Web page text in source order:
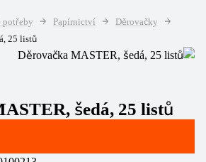
potřeby Papírnictví
Děrovačky
25 listů
šedá, 25 listů